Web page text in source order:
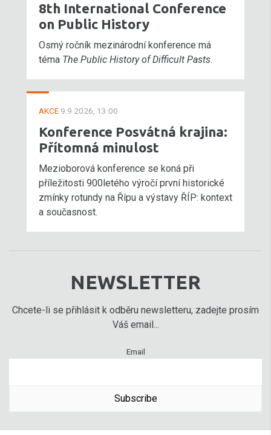
8th International Conference
on Public History
Osmý ročník mezinárodní konference má
téma The Public History of Difficult Pasts.
AKCE 9.9.2026, 13:00
Konference Posvátná krajina:
Přítomná minulost
Mezioborová konference se koná při
příležitosti 900letého výročí první historické
zmínky rotundy na Řípu a výstavy ŘÍP: kontext
a současnost.
NEWSLETTER
Chcete-li se přihlásit k odběru newsletteru, zadejte prosím
Váš email...
Email
Subscribe